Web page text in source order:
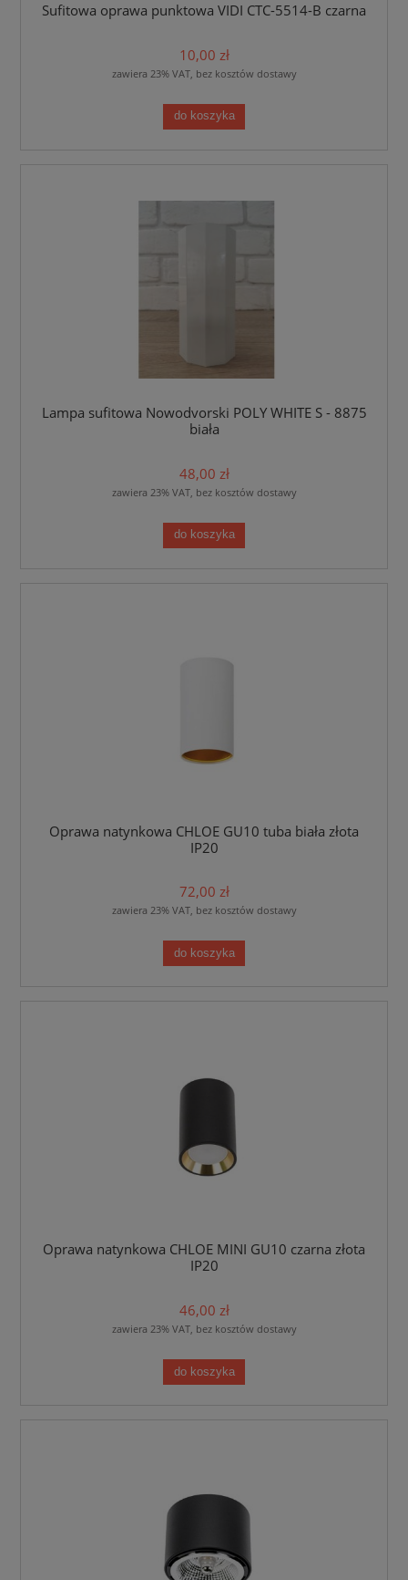
Sufitowa oprawa punktowa VIDI CTC-5514-B czarna
10,00 zł
zawiera 23% VAT, bez kosztów dostawy
do koszyka
Lampa sufitowa Nowodvorski POLY WHITE S - 8875
biała
48,00 zł
zawiera 23% VAT, bez kosztów dostawy
do koszyka
Oprawa natynkowa CHLOE GU10 tuba biała złota
IP20
72,00 zł
zawiera 23% VAT, bez kosztów dostawy
do koszyka
Oprawa natynkowa CHLOE MINI GU10 czarna złota
IP20
46,00 zł
zawiera 23% VAT, bez kosztów dostawy
do koszyka